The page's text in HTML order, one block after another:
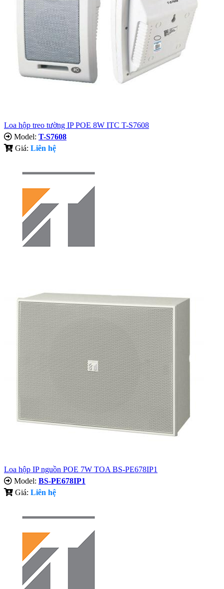
Loa hộp treo tường IP POE 8W ITC T-S7608
Model: T-S7608
Giá: Liên hệ
Loa hộp IP nguồn POE 7W TOA BS-PE678IP1
Model: BS-PE678IP1
Giá: Liên hệ